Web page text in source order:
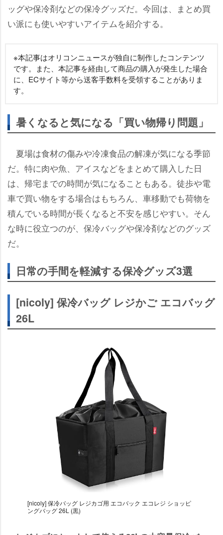
ッグや保冷剤などの保冷グッズだ。今回は、まとめ買
い派にも使いやすいアイテムを紹介する。
※本記事はオリコンニュースが独自に制作したコンテンツ
です。また、本記事を経由して商品の購入が発生した場合
に、ECサイト等から送客手数料を受領することがありま
す。
暑くなると気になる「買い物帰り問題」
夏場は食材の傷みや冷凍食品の解凍が気になる季節
だ。特に肉や魚、アイスなどをまとめて購入した日
は、帰宅までの時間が気になることもある。徒歩や電
車で買い物をする場合はもちろん、車移動でも荷物を
積んでいる時間が長くなると不安を感じやすい。そん
な時に役立つのが、保冷バッグや保冷剤などのグッズ
だ。
日常の手間を軽減する保冷グッズ3選
[nicoly] 保冷バッグ レジかご エコバッグ
26L
[nicoly] 保冷バッグ レジカゴ用 エコバック エコレジ ショッピ
ングバッグ 26L (黒)